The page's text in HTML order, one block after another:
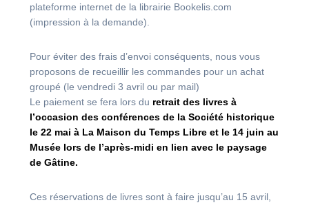
plateforme internet de la librairie Bookelis.com
(impression à la demande).
Pour éviter des frais d’envoi conséquents, nous vous
proposons de recueillir les commandes pour un achat
groupé (le vendredi 3 avril ou par mail)
Le paiement se fera lors du retrait des livres à
l’occasion des conférences de la Société historique
le 22 mai à La Maison du Temps Libre et le 14 juin au
Musée lors de l’après-midi en lien avec le paysage
de Gâtine.
Ces réservations de livres sont à faire jusqu’au 15 avril,